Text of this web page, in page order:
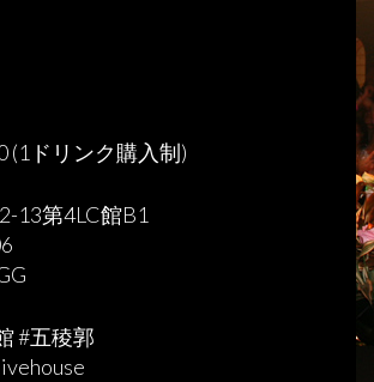
(1ドリンク購入制)
13第4LC館B1
#五稜郭